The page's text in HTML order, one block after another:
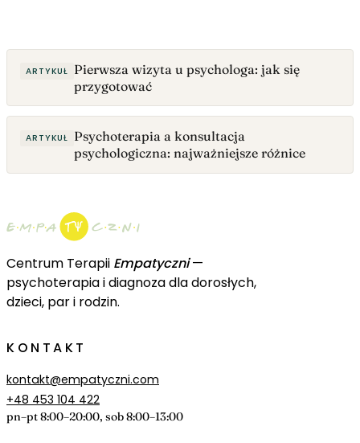
ARTYKUŁ Pierwsza wizyta u psychologa: jak się
przygotować
ARTYKUŁ Psychoterapia a konsultacja
psychologiczna: najważniejsze różnice
Centrum Terapii Empatyczni—
psychoterapia i diagnoza dla dorosłych,
dzieci, par i rodzin.
KONTAKT
kontakt@empatyczni.com
+48 453 104 422
pn–pt 8:00–20:00, sob 8:00–13:00